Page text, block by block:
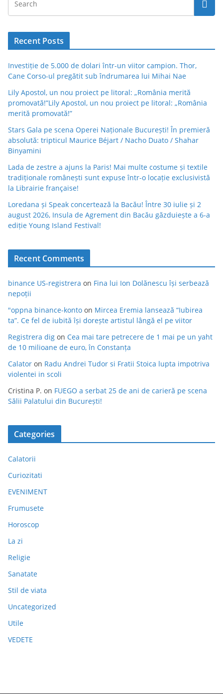
Recent Posts
Investiție de 5.000 de dolari într-un viitor campion. Thor,
Cane Corso-ul pregătit sub îndrumarea lui Mihai Nae
Lily Apostol, un nou proiect pe litoral: „România merită
promovată!”Lily Apostol, un nou proiect pe litoral: „România
merită promovată!”
Stars Gala pe scena Operei Naționale București! În premieră
absolută: tripticul Maurice Béjart / Nacho Duato / Shahar
Binyamini
Lada de zestre a ajuns la Paris! Mai multe costume și textile
tradiționale românești sunt expuse într-o locație exclusivistă
la Librairie française!
Loredana și Speak concertează la Bacău! Între 30 iulie și 2
august 2026, Insula de Agrement din Bacău găzduiește a 6-a
ediție Young Island Festival!
Recent Comments
binance US-registrera on Fina lui Ion Dolănescu își serbează
nepoții
"oppna binance-konto on Mircea Eremia lansează “Iubirea
ta”. Ce fel de iubită își dorește artistul lângă el pe viitor
Registrera dig on Cea mai tare petrecere de 1 mai pe un yaht
de 10 milioane de euro, în Constanța
Calator on Radu Andrei Tudor si Fratii Stoica lupta impotriva
violentei in scoli
Cristina P. on FUEGO a serbat 25 de ani de carieră pe scena
Sălii Palatului din București!
Categories
Calatorii
Curiozitati
EVENIMENT
Frumusete
Horoscop
La zi
Religie
Sanatate
Stil de viata
Uncategorized
Utile
VEDETE